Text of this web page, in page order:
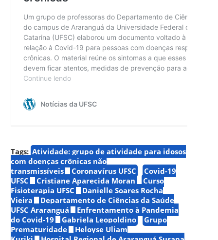
Tags: Atividade: grupo de atividade para idosos
com doenças crônicas não
transmissíveis
Coronavírus UFSC
Covid-19
UFSC
Cristiane Aparecida Moran
Curso
Fisioterapia UFSC
Danielle Soares Rocha
Vieira
Departamento de Ciências da Saúde
UFSC Araranguá
Enfrentamento à Pandemia
do Covid-19
Gabriela Leopoldino
Grupo
Prematuridade
Heloyse Uliam